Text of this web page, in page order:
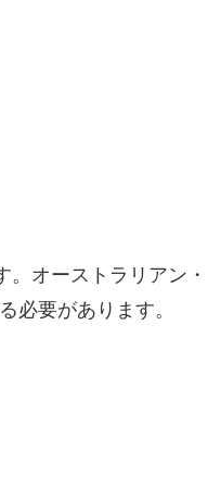
。オーストラリアン・
必要があります。